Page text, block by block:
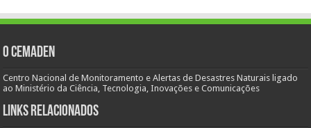
O Cemaden
Centro Nacional de Monitoramento e Alertas de Desastres Naturais ligado
ao Ministério da Ciência, Tecnologia, Inovações e Comunicações
Links Relacionados